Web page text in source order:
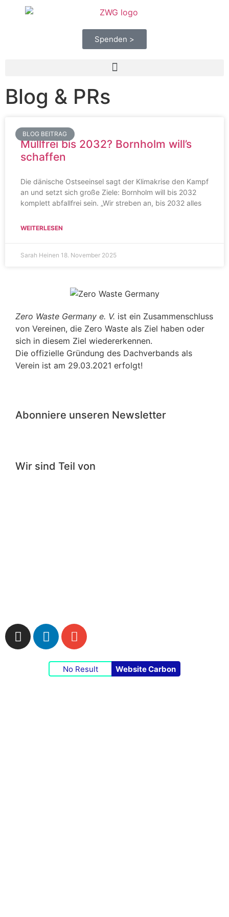
Spenden >
Blog & PRs
BLOG BEITRAG
Müllfrei bis 2032? Bornholm will’s
schaffen
Die dänische Ostseeinsel sagt der Klimakrise den Kampf
an und setzt sich große Ziele: Bornholm will bis 2032
komplett abfallfrei sein. „Wir streben an, bis 2032 alles
WEITERLESEN
Sarah Heinen 18. November 2025
Zero Waste Germany e. V. ist ein Zusammenschluss
von Vereinen, die Zero Waste als Ziel haben oder
sich in diesem Ziel wiedererkennen.
Die offizielle Gründung des Dachverbands als
Verein ist am 29.03.2021 erfolgt!
Abonniere unseren Newsletter
Wir sind Teil von
No Result Website Carbon